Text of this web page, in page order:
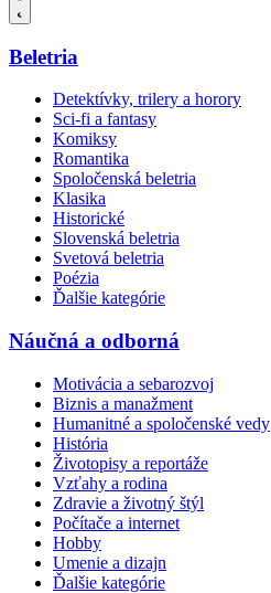
Beletria
Detektívky, trilery a horory
Sci-fi a fantasy
Komiksy
Romantika
Spoločenská beletria
Klasika
Historické
Slovenská beletria
Svetová beletria
Poézia
Ďalšie kategórie
Náučná a odborná
Motivácia a sebarozvoj
Biznis a manažment
Humanitné a spoločenské vedy
História
Životopisy a reportáže
Vzťahy a rodina
Zdravie a životný štýl
Počítače a internet
Hobby
Umenie a dizajn
Ďalšie kategórie